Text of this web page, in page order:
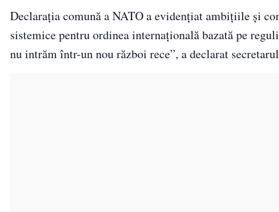
Declarația comună a NATO a evidențiat ambițiile și
sistemice pentru ordinea internațională bazată pe
nu intrăm într-un nou război rece”, a declarat